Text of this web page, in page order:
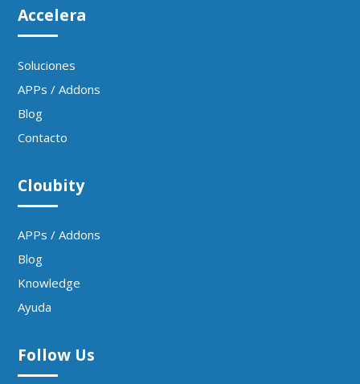
Accelera
Soluciones
APPs / Addons
Blog
Contacto
Cloubity
APPs / Addons
Blog
Knowledge
Ayuda
Follow Us